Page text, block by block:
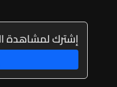
إشترك لمشاهدة